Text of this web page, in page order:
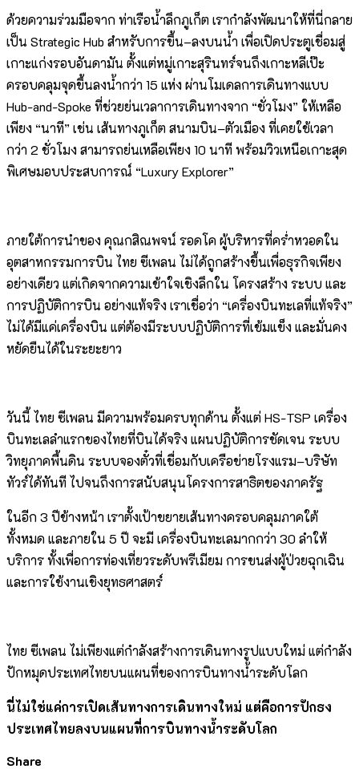
ด้วยความร่วมมือจาก ท่าเรือน้ำลึกภูเก็ต เรากำลังพัฒนาให้ที่นี่กลาย
เป็น Strategic Hub สำหรับการขึ้น–ลงบนน้ำ เพื่อเปิดประตูเชื่อมสู่
เกาะแก่งรอบอันดามัน ตั้งแต่หมู่เกาะสุรินทร์จนถึงเกาะหลีเป๊ะ
ครอบคลุมจุดขึ้นลงน้ำกว่า 15 แห่ง ผ่านโมเดลการเดินทางแบบ
Hub-and-Spoke ที่ช่วยย่นเวลาการเดินทางจาก “ชั่วโมง” ให้เหลือ
เพียง “นาที” เช่น เส้นทางภูเก็ต สนามบิน–ตัวเมือง ที่เคยใช้เวลา
กว่า 2 ชั่วโมง สามารถย่นเหลือเพียง 10 นาที พร้อมวิวเหนือเกาะสุด
พิเศษมอบประสบการณ์ “Luxury Explorer”
ภายใต้การนำของ คุณกสิณพจน์ รอดโค ผู้บริหารที่คร่ำหวอดใน
อุตสาหกรรมการบิน ไทย ซีเพลน ไม่ได้ถูกสร้างขึ้นเพื่อธุรกิจเพียง
อย่างเดียว แต่เกิดจากความเข้าใจเชิงลึกใน โครงสร้าง ระบบ และ
การปฏิบัติการบิน อย่างแท้จริง เราเชื่อว่า “เครื่องบินทะเลที่แท้จริง”
ไม่ได้มีแค่เครื่องบิน แต่ต้องมีระบบปฏิบัติการที่เข้มแข็ง และมั่นคง
หยัดยืนได้ในระยะยาว
วันนี้ ไทย ซีเพลน มีความพร้อมครบทุกด้าน ตั้งแต่ HS-TSP เครื่อง
บินทะเลลำแรกของไทยที่บินได้จริง แผนปฏิบัติการชัดเจน ระบบ
วิทยุภาคพื้นดิน ระบบจองตั๋วที่เชื่อมกับเครือข่ายโรงแรม–บริษัท
ทัวร์ได้ทันที ไปจนถึงการสนับสนุนโครงการสาธิตของภาครัฐ
ในอีก 3 ปีข้างหน้า เราตั้งเป้าขยายเส้นทางครอบคลุมภาคใต้
ทั้งหมด และภายใน 5 ปี จะมี เครื่องบินทะเลมากกว่า 30 ลำให้
บริการ ทั้งเพื่อการท่องเที่ยวระดับพรีเมียม การขนส่งผู้ป่วยฉุกเฉิน
และการใช้งานเชิงยุทธศาสตร์
ไทย ซีเพลน ไม่เพียงแต่กำลังสร้างการเดินทางรูปแบบใหม่ แต่กำลัง
ปักหมุดประเทศไทยบนแผนที่ของการบินทางน้ำระดับโลก
นี่ไม่ใช่แค่การเปิดเส้นทางการเดินทางใหม่ แต่คือการปักธง
ประเทศไทยลงบนแผนที่การบินทางน้ำระดับโลก
Share